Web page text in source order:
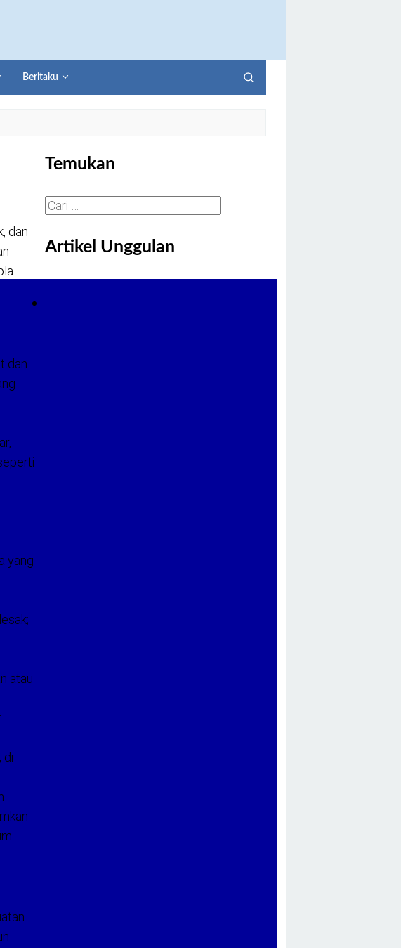
Beritaku
dan
dan
yang
atau
di
Temukan
Cari
Artikel Unggulan